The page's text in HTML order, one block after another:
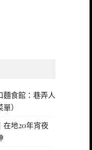
麵食館：巷弄人
）
在地20年宵夜